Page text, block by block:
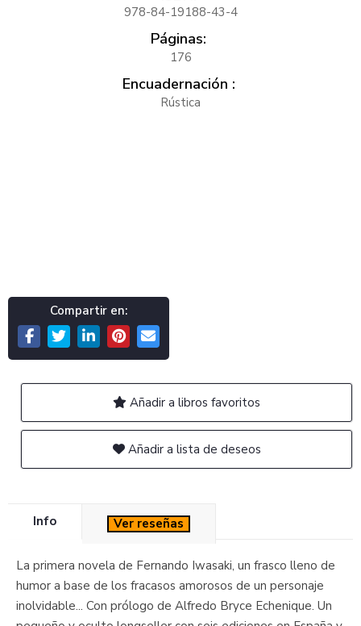
978-84-19188-43-4
Páginas:
176
Encuadernación :
Rústica
Compartir en:
Añadir a libros favoritos
Añadir a lista de deseos
Info Ver reseñas
La primera novela de Fernando Iwasaki, un frasco lleno de
humor a base de los fracasos amorosos de un personaje
inolvidable... Con prólogo de Alfredo Bryce Echenique. Un